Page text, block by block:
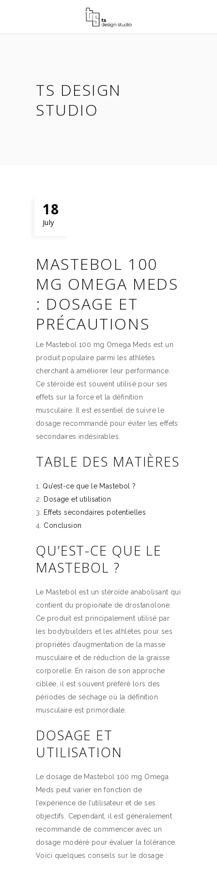
TS DESIGN
STUDIO
18
July
MASTEBOL 100
MG OMEGA MEDS
: DOSAGE ET
PRÉCAUTIONS
Le Mastebol 100 mg Omega Meds est un
produit populaire parmi les athlètes
cherchant à améliorer leur performance.
Ce stéroïde est souvent utilisé pour ses
effets sur la force et la définition
musculaire. Il est essentiel de suivre le
dosage recommandé pour éviter les effets
secondaires indésirables.
TABLE DES MATIÈRES
Qu’est-ce que le Mastebol ?
Dosage et utilisation
Effets secondaires potentielles
Conclusion
QU’EST-CE QUE LE
MASTEBOL ?
Le Mastebol est un stéroïde anabolisant qui
contient du propionate de drostanolone.
Ce produit est principalement utilisé par
les bodybuilders et les athlètes pour ses
propriétés d’augmentation de la masse
musculaire et de réduction de la graisse
corporelle. En raison de son approche
ciblée, il est souvent préféré lors des
périodes de séchage où la définition
musculaire est primordiale.
DOSAGE ET
UTILISATION
Le dosage de Mastebol 100 mg Omega
Meds peut varier en fonction de
l’expérience de l’utilisateur et de ses
objectifs. Cependant, il est généralement
recommandé de commencer avec un
dosage modéré pour évaluer la tolérance.
Voici quelques conseils sur le dosage :